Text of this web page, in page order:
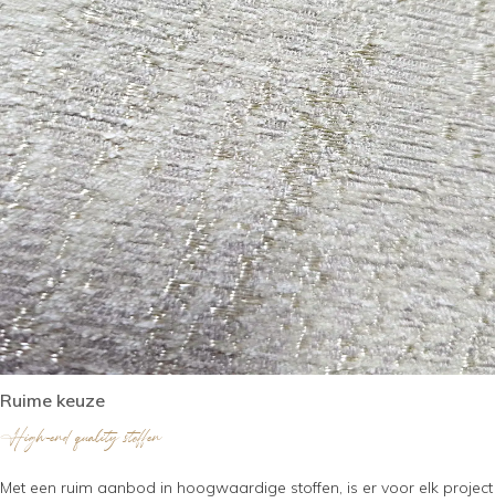
Ruime keuze
High-end quality stoffen
Met een ruim aanbod in hoogwaardige stoffen, is er voor elk project